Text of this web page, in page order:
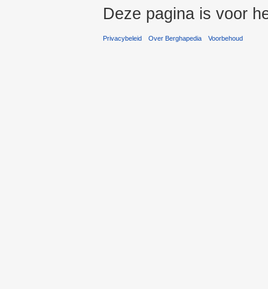
Deze pagina is voor
Privacybeleid Over Berghapedia Voorbehoud